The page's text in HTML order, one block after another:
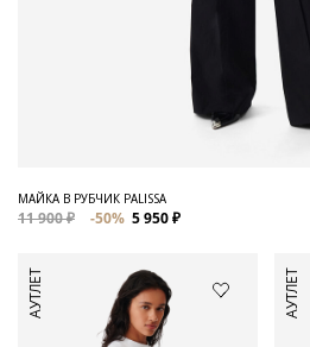
МАЙКА В РУБЧИК PALISSA
11 900 ₽ -50% 5 950 ₽
АУТЛЕТ АУТЛЕТ